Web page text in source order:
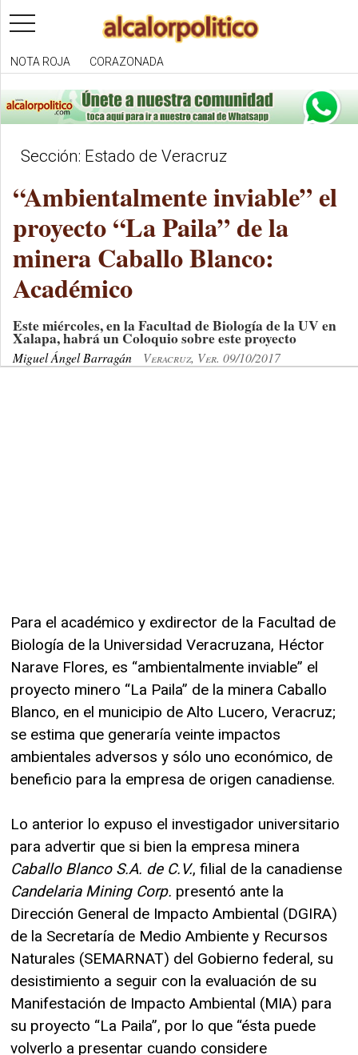
toggle
navigation
NOTA ROJA CORAZONADA
Sección: Estado de Veracruz
“Ambientalmente inviable” el
proyecto “La Paila” de la
minera Caballo Blanco:
Académico
Este miércoles, en la Facultad de Biología de la UV en
Xalapa, habrá un Coloquio sobre este proyecto
Miguel Ángel Barragán Veracruz, Ver. 09/10/2017
Para el académico y exdirector de la Facultad de
Biología de la Universidad Veracruzana, Héctor
Narave Flores, es “ambientalmente inviable” el
proyecto minero “La Paila” de la minera Caballo
Blanco, en el municipio de Alto Lucero, Veracruz;
se estima que generaría veinte impactos
ambientales adversos y sólo uno económico, de
beneficio para la empresa de origen canadiense.
Lo anterior lo expuso el investigador universitario
para advertir que si bien la empresa minera
Caballo Blanco S.A. de C.V., filial de la canadiense
Candelaria Mining Corp. presentó ante la
Dirección General de Impacto Ambiental (DGIRA)
de la Secretaría de Medio Ambiente y Recursos
Naturales (SEMARNAT) del Gobierno federal, su
desistimiento a seguir con la evaluación de su
Manifestación de Impacto Ambiental (MIA) para
su proyecto “La Paila”, por lo que “ésta puede
volverlo a presentar cuando considere